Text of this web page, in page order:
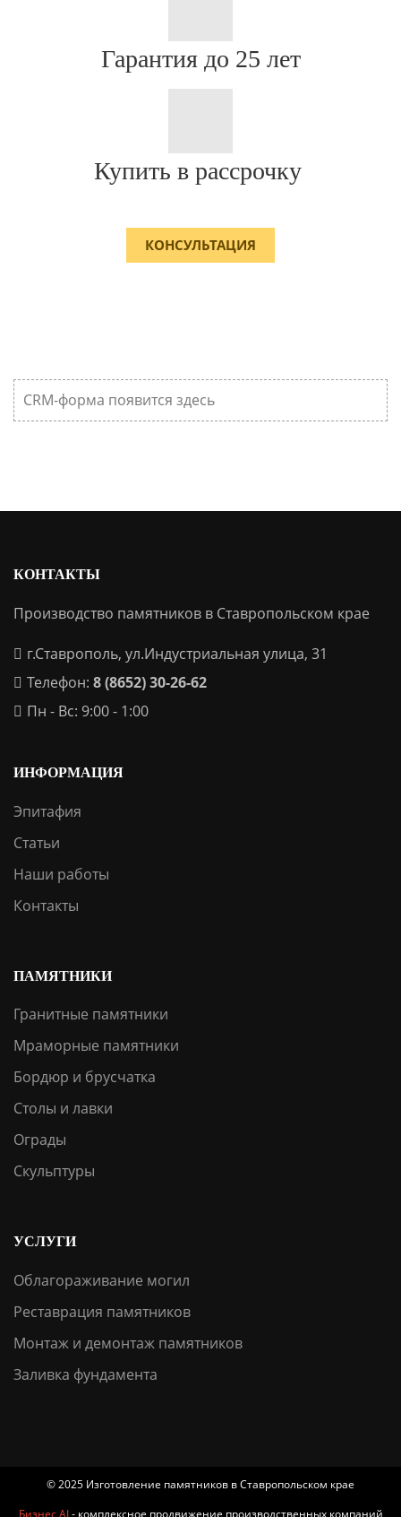
Гарантия до 25 лет
Купить в рассрочку
КОНСУЛЬТАЦИЯ
CRM-форма появится здесь
КОНТАКТЫ
Производство памятников в Ставропольском крае
г.Ставрополь, ул.Индустриальная улица, 31
Телефон: 8 (8652) 30-26-62
Пн - Вс: 9:00 - 1:00
ИНФОРМАЦИЯ
Эпитафия
Статьи
Наши работы
Контакты
ПАМЯТНИКИ
Гранитные памятники
Мраморные памятники
Бордюр и брусчатка
Столы и лавки
Ограды
Скульптуры
УСЛУГИ
Облагораживание могил
Реставрация памятников
Монтаж и демонтаж памятников
Заливка фундамента
© 2025 Изготовление памятников в Ставропольском крае